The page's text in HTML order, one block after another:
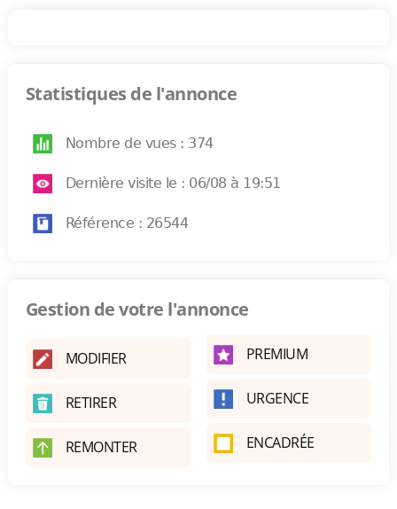
Statistiques de l'annonce
Nombre de vues : 374
Dernière visite le : 06/08 à 19:51
Référence : 26544
Gestion de votre l'annonce
MODIFIER
RETIRER
REMONTER
PREMIUM
URGENCE
ENCADRÉE